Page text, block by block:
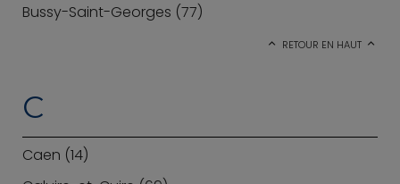
Bussy-Saint-Georges (77)
RETOUR EN HAUT
C
Caen (14)